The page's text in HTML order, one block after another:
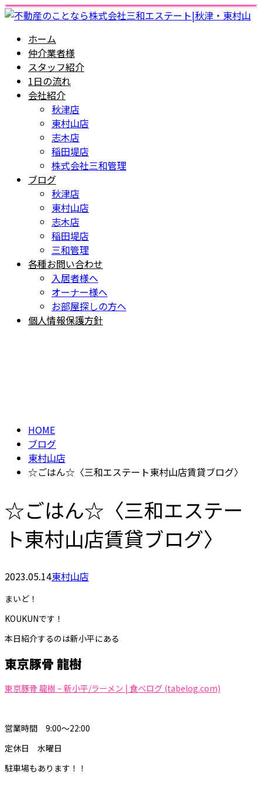
ホーム
仲介業者様
スタッフ紹介
1日の流れ
会社紹介
秋津店
東村山店
志木店
稲田堤店
株式会社三和管理
ブログ
秋津店
東村山店
志木店
稲田堤店
三和管理
各種お問い合わせ
入居者様へ
オーナー様へ
お部屋探しの方へ
個人情報保護方針
HOME
ブログ
東村山店
☆ごはん☆〈三和エステート東村山店賃貸ブログ〉
☆ごはん☆〈三和エステー
ト東村山店賃貸ブログ〉
2023.05.14東村山店
まいど！
KOUKUNです！
本日紹介するのは新小平にある
東京豚骨 龍樹
東京豚骨 龍樹 – 新小平/ラーメン | 食べログ (tabelog.com)
営業時間 9:00～22:00
定休日 水曜日
駐車場もあります！！